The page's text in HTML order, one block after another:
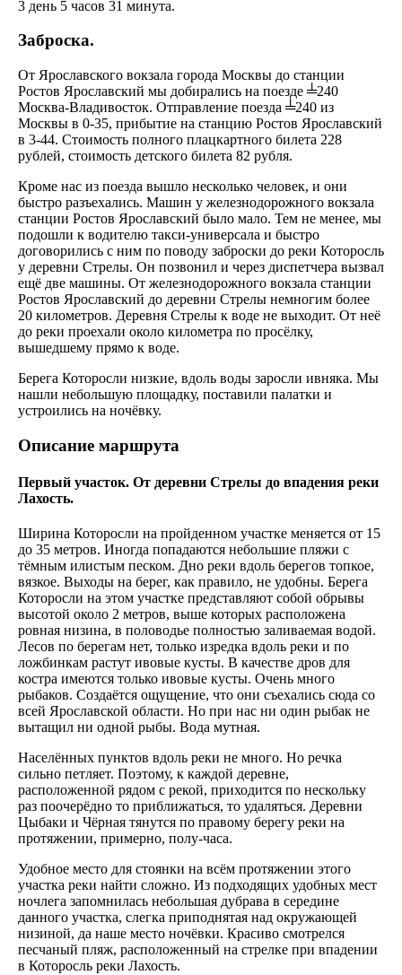
3 день 5 часов 31 минута.
Заброска.
От Ярославского вокзала города Москвы до станции
Ростов Ярославский мы добирались на поезде ╧240
Москва-Владивосток. Отправление поезда ╧240 из
Москвы в 0-35, прибытие на станцию Ростов Ярославский
в 3-44. Стоимость полного плацкартного билета 228
рублей, стоимость детского билета 82 рубля.
Кроме нас из поезда вышло несколько человек, и они
быстро разъехались. Машин у железнодорожного вокзала
станции Ростов Ярославский было мало. Тем не менее, мы
подошли к водителю такси-универсала и быстро
договорились с ним по поводу заброски до реки Которосль
у деревни Стрелы. Он позвонил и через диспетчера вызвал
ещё две машины. От железнодорожного вокзала станции
Ростов Ярославский до деревни Стрелы немногим более
20 километров. Деревня Стрелы к воде не выходит. От неё
до реки проехали около километра по просёлку,
вышедшему прямо к воде.
Берега Которосли низкие, вдоль воды заросли ивняка. Мы
нашли небольшую площадку, поставили палатки и
устроились на ночёвку.
Описание маршрута
Первый участок. От деревни Стрелы до впадения реки
Лахость.
Ширина Которосли на пройденном участке меняется от 15
до 35 метров. Иногда попадаются небольшие пляжи с
тёмным илистым песком. Дно реки вдоль берегов топкое,
вязкое. Выходы на берег, как правило, не удобны. Берега
Которосли на этом участке представляют собой обрывы
высотой около 2 метров, выше которых расположена
ровная низина, в половодье полностью заливаемая водой.
Лесов по берегам нет, только изредка вдоль реки и по
ложбинкам растут ивовые кусты. В качестве дров для
костра имеются только ивовые кусты. Очень много
рыбаков. Создаётся ощущение, что они съехались сюда со
всей Ярославской области. Но при нас ни один рыбак не
вытащил ни одной рыбы. Вода мутная.
Населённых пунктов вдоль реки не много. Но речка
сильно петляет. Поэтому, к каждой деревне,
расположенной рядом с рекой, приходится по нескольку
раз поочерёдно то приближаться, то удаляться. Деревни
Цыбаки и Чёрная тянутся по правому берегу реки на
протяжении, примерно, полу-часа.
Удобное место для стоянки на всём протяжении этого
участка реки найти сложно. Из подходящих удобных мест
ночлега запомнилась небольшая дубрава в середине
данного участка, слегка приподнятая над окружающей
низиной, да наше место ночёвки. Красиво смотрелся
песчаный пляж, расположенный на стрелке при впадении
в Которосль реки Лахость.